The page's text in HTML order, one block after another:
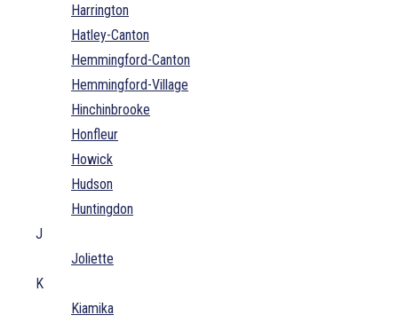
Harrington
Hatley-Canton
Hemmingford-Canton
Hemmingford-Village
Hinchinbrooke
Honfleur
Howick
Hudson
Huntingdon
J
Joliette
K
Kiamika